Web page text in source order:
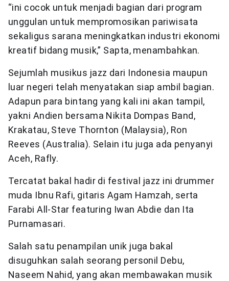
“ini cocok untuk menjadi bagian dari program
unggulan untuk mempromosikan pariwisata
sekaligus sarana meningkatkan industri ekonomi
kreatif bidang musik,” Sapta, menambahkan.
Sejumlah musikus jazz dari Indonesia maupun
luar negeri telah menyatakan siap ambil bagian.
Adapun para bintang yang kali ini akan tampil,
yakni Andien bersama Nikita Dompas Band,
Krakatau, Steve Thornton (Malaysia), Ron
Reeves (Australia). Selain itu juga ada penyanyi
Aceh, Rafly.
Tercatat bakal hadir di festival jazz ini drummer
muda Ibnu Rafi, gitaris Agam Hamzah, serta
Farabi All-Star featuring Iwan Abdie dan Ita
Purnamasari.
Salah satu penampilan unik juga bakal
disuguhkan salah seorang personil Debu,
Naseem Nahid, yang akan membawakan musik